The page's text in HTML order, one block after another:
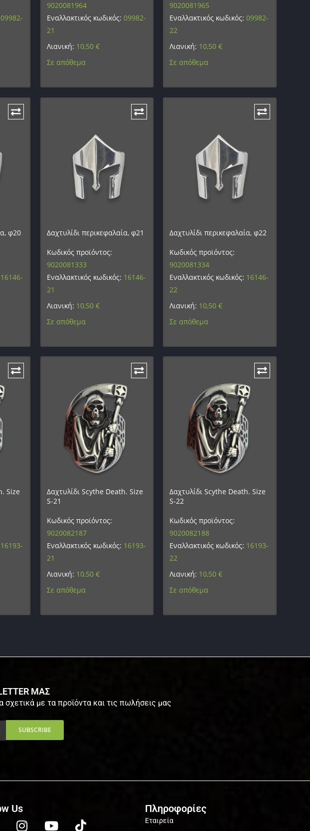
09982-
9020081964
Εναλλακτικός κωδικός: 09982-
21
Λιανική: 10,50 €
Σε απόθεμα
9020081965
Εναλλακτικός κωδικός:09982-
22
Λιανική: 10,50€
Σε απόθεμα
φ20
16146-
Δαχτυλίδι περικεφαλαία, φ21
Κωδικός προϊόντος:
9020081333
Εναλλακτικός κωδικός: 16146-
21
Λιανική: 10,50 €
Σε απόθεμα
Δαχτυλίδι περικεφαλαία, φ22
Κωδικός προϊόντος:
9020081334
Εναλλακτικός κωδικός: 16146-
22
Λιανική: 10,50€
Σε απόθεμα
Size
16193-
Δαχτυλίδι Scythe Death. Size
S-21
Κωδικός προϊόντος:
9020082187
Εναλλακτικός κωδικός: 16193-
21
Λιανική: 10,50 €
Σε απόθεμα
Δαχτυλίδι Scythe Death. Size
S-22
Κωδικός προϊόντος:
9020082188
Εναλλακτικός κωδικός: 16193-
22
Λιανική: 10,50€
Σε απόθεμα
ΜΑΣ
με τα προϊόντα και τις πωλήσεις μας
Us Πληροφορίες
Εταιρεία